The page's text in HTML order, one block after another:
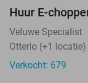
Huur E-
Veluwe Specialist
Otterlo (+1
Verkocht: 679